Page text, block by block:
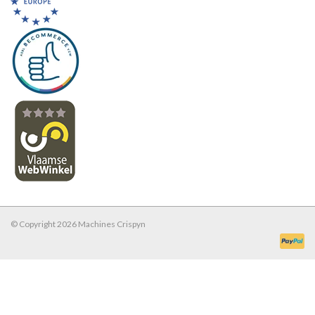
© Copyright 2026 Machines Crispyn